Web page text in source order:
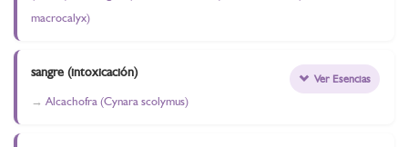
macrocalyx)
sangre (intoxicación)
Alcachofra (Cynara scolymus)
Ver Esencias